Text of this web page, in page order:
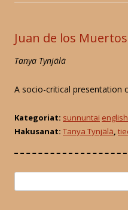
Juan de los Muertos
Tanya Tynjälä
A socio-critical presentation
Kategoriat: sunnuntai english
Hakusanat: Tanya Tynjälä,
e